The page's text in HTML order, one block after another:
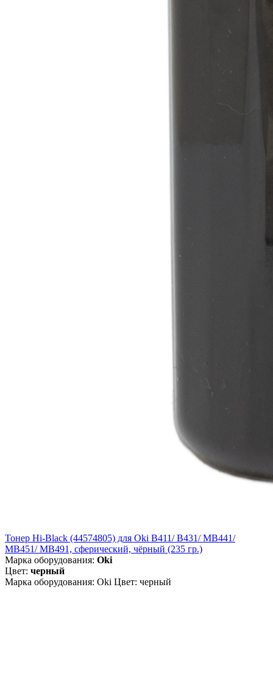
Тонер Hi-Black (44574805) для Oki B411/ B431/ MB441/
MB451/ MB491, сферический, чёрный (235 гр.)
Марка оборудования: Oki
Цвет: черный
Марка оборудования: Oki Цвет: черный